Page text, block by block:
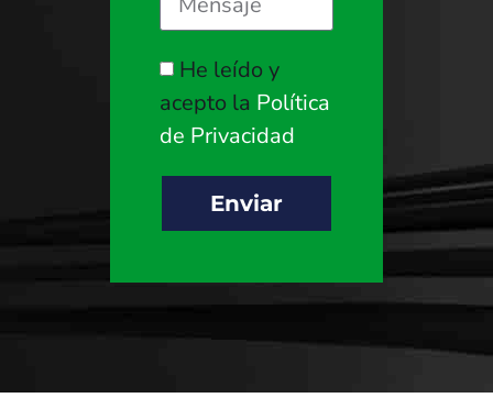
He leído y
acepto la Política
de Privacidad
Enviar